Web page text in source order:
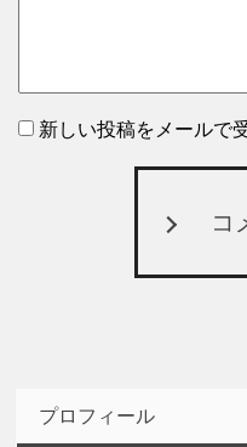
新しい投稿をメールで
コ
プロフィール